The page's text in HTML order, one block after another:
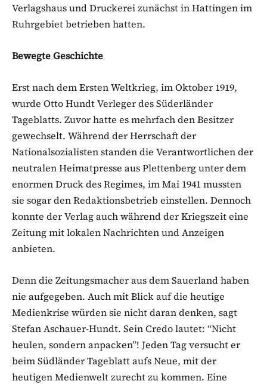
Verlagshaus und Druckerei zunächst in Hattingen im
Ruhrgebiet betrieben hatten.
Bewegte Geschichte
Erst nach dem Ersten Weltkrieg, im Oktober 1919,
wurde Otto Hundt Verleger des Süderländer
Tageblatts. Zuvor hatte es mehrfach den Besitzer
gewechselt. Während der Herrschaft der
Nationalsozialisten standen die Verantwortlichen der
neutralen Heimatpresse aus Plettenberg unter dem
enormen Druck des Regimes, im Mai 1941 mussten
sie sogar den Redaktionsbetrieb einstellen. Dennoch
konnte der Verlag auch während der Kriegszeit eine
Zeitung mit lokalen Nachrichten und Anzeigen
anbieten.
Denn die Zeitungsmacher aus dem Sauerland haben
nie aufgegeben. Auch mit Blick auf die heutige
Medienkrise würden sie nicht daran denken, sagt
Stefan Aschauer-Hundt. Sein Credo lautet: “Nicht
heulen, sondern anpacken”! Jeden Tag versucht er
beim Südländer Tageblatt aufs Neue, mit der
heutigen Medienwelt zurecht zu kommen. Eine